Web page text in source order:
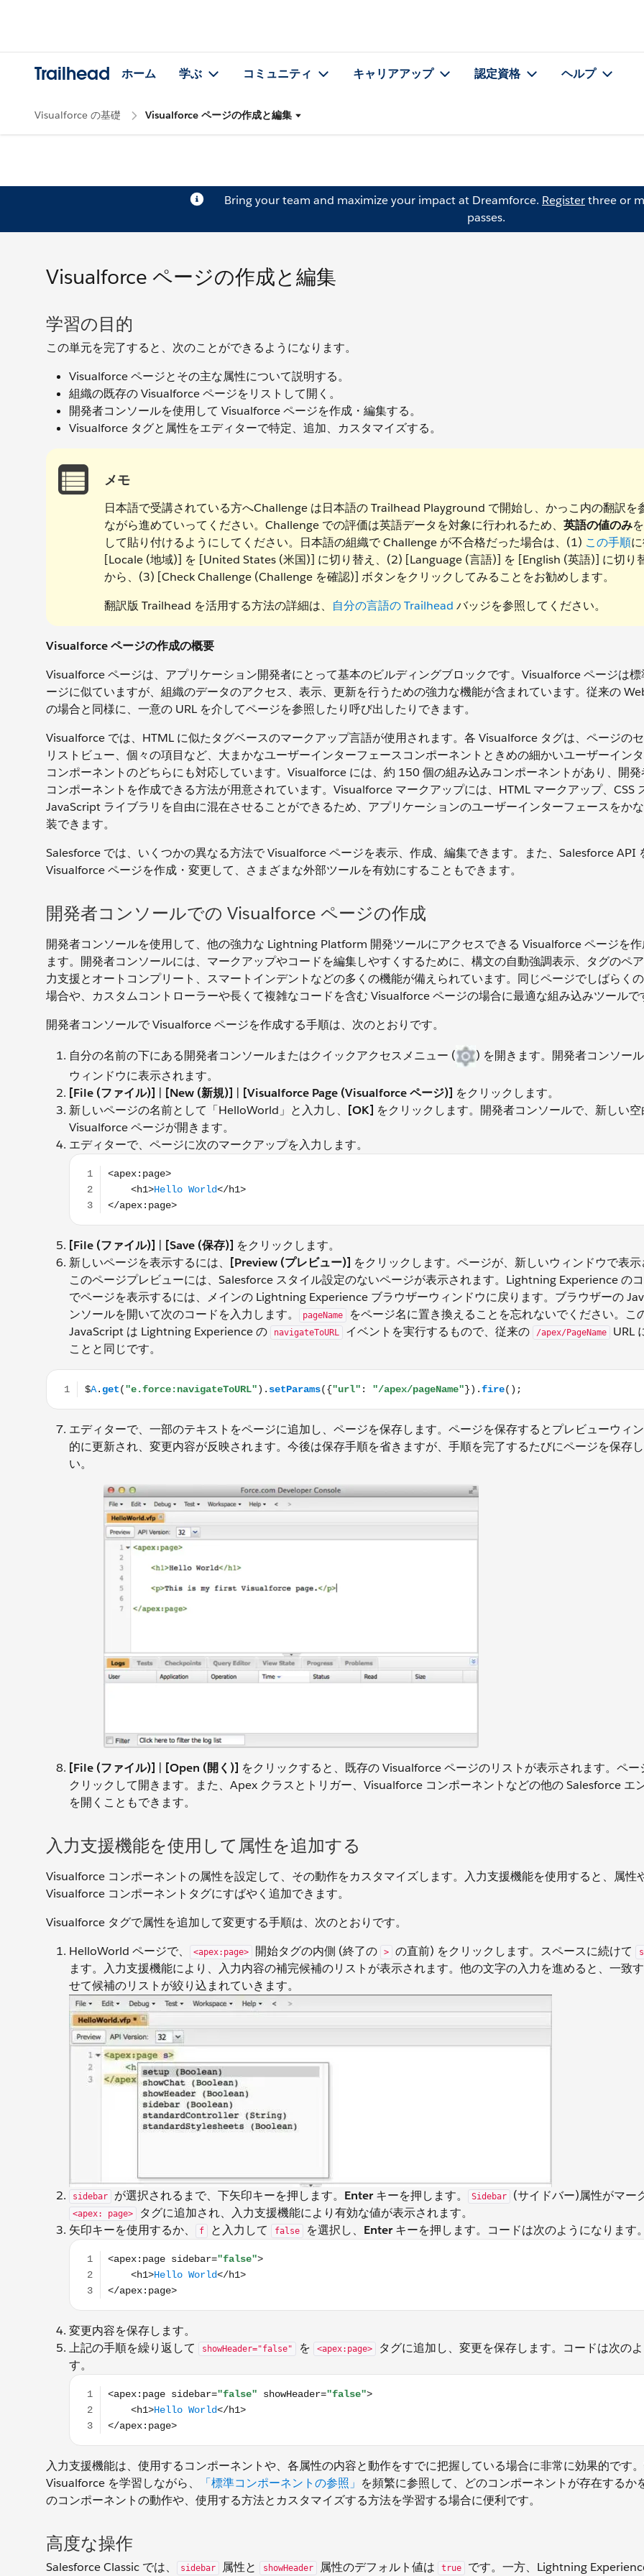
Trailhead ホーム 学ぶ コミュニティ キャリアアップ 認定資格 ヘルプ
Visualforce の基礎 Visualforce ページの作成と編集
Bring your team and maximize your impact at Dreamforce. Registerthree or
passes.
Visualforce ページの作成と編集
学習の目的
この単元を完了すると、次のことができるようになります。
Visualforce ページとその主な属性について説明する。
組織の既存の Visualforce ページをリストして開く。
開発者コンソールを使用して Visualforce ページを作成・編集する。
Visualforce タグと属性をエディターで特定、追加、カスタマイズする。
メモ
日本語で受講されている方へChallenge は日本語の Trailhead Playground で開始し、かっこ内の翻訳を
ながら進めていってください。Challenge での評価は英語データを対象に行われるため、 英語の値のみ
して貼り付けるようにしてください。日本語の組織で Challenge が不合格だった場合は、(1) この手順
[Locale (地域)] を [United States (米国)] に切り替え、(2) [Language (言語)] を [English (英語)] に切り
から、(3) [Check Challenge (Challenge を確認)] ボタンをクリックしてみることをお勧めします。
翻訳版 Trailhead を活用する方法の詳細は、 自分の言語の Trailhead バッジを参照してください。
Visualforce ページの作成の概要
Visualforce ページは、アプリケーション開発者にとって基本のビルディングブロックです。Visualforce ページは
ージに似ていますが、組織のデータのアクセス、表示、更新を行うための強力な機能が含まれています。従来の
の場合と同様に、一意の URL を介してページを参照したり呼び出したりできます。
Visualforce では、HTML に似たタグベースのマークアップ言語が使用されます。各 Visualforce タグは、ページのセ
リストビュー、個々の項目など、大まかなユーザーインターフェースコンポーネントときめの細かいユーザーイン
コンポーネントのどちらにも対応しています。Visualforce には、約 150 個の組み込みコンポーネントがあり、開
コンポーネントを作成できる方法が用意されています。Visualforce マークアップには、HTML マークアップ、CSS
JavaScript ライブラリを自由に混在させることができるため、アプリケーションのユーザーインターフェースをか
装できます。
Salesforce では、いくつかの異なる方法で Visualforce ページを表示、作成、編集できます。また、Salesforce API
Visualforce ページを作成・変更して、さまざまな外部ツールを有効にすることもできます。
開発者コンソールでの Visualforce ページの作成
開発者コンソールを使用して、他の強力な Lightning Platform 開発ツールにアクセスできる Visualforce ページを作
ます。開発者コンソールには、マークアップやコードを編集しやすくするために、構文の自動強調表示、タグのペ
力支援とオートコンプリート、スマートインデントなどの多くの機能が備えられています。同じページでしばらく
場合や、カスタムコントローラーや長くて複雑なコードを含む Visualforce ページの場合に最適な組み込みツールで
開発者コンソールで Visualforce ページを作成する手順は、次のとおりです。
自分の名前の下にある開発者コンソールまたはクイックアクセスメニュー (
) を開きます。開発者コンソー
ウィンドウに表示されます。
[File (ファイル)]
[New (新規)] [Visualforce Page (Visualforce ページ)] をクリックします。
新しいページの名前として「HelloWorld」と入力し、
[OK] をクリックします。開発者コンソールで、新しい
Visualforce ページが開きます。
エディターで、ページに次のマークアップを入力します。
[File (ファイル)] [Save (保存)] をクリックします。
新しいページを表示するには、
[Preview (プレビュー)] をクリックします。ページが、新しいウィンドウで表示
このページプレビューには、Salesforce スタイル設定のないページが表示されます。Lightning Experience の
でページを表示するには、メインの Lightning Experience ブラウザーウィンドウに戻ります。ブラウザーの
ンソールを開いて次のコードを入力します。
pageName
をページ名に置き換えることを忘れないでください。こ
JavaScript は Lightning Experience の
navigateToURL イベントを実行するもので、従来の /apex/PageName
URL
ことと同じです。
エディターで、一部のテキストをページに追加し、ページを保存します。ページを保存するとプレビューウィ
的に更新され、変更内容が反映されます。今後は保存手順を省きますが、手順を完了するたびにページを保存
い。
[File (ファイル)] [Open (開く)] をクリックすると、既存の Visualforce ページのリストが表示されます。ペー
クリックして開きます。また、Apex クラスとトリガー、Visualforce コンポーネントなどの他の Salesforce エ
を開くこともできます。
入力支援機能を使用して属性を追加する
Visualforce コンポーネントの属性を設定して、その動作をカスタマイズします。入力支援機能を使用すると、属性
Visualforce コンポーネントタグにすばやく追加できます。
Visualforce タグで属性を追加して変更する手順は、次のとおりです。
HelloWorld ページで、
<apex:page> 開始タグの内側 (終了の > の直前) をクリックします。スペースに続けて s
ます。入力支援機能により、入力内容の補完候補のリストが表示されます。他の文字の入力を進めると、一致
せて候補のリストが絞り込まれていきます。
sidebar が選択されるまで、下矢印キーを押します。 Enterキーを押します。 Sidebar (サイドバー)属性がマー
<apex: page>
タグに追加され、入力支援機能により有効な値が表示されます。
矢印キーを使用するか、
f と入力して false を選択し、 Enterキーを押します。コードは次のようになります。
<apex:page sidebar="false"> <h1>Hello World</h1> </apex:page>
変更内容を保存します。
上記の手順を繰り返して
showHeader="false" を <apex:page>
タグに追加し、変更を保存します。コードは次の
す。
<apex:page sidebar="false" showHeader="false"> <h1>Hello World</h1> </apex:page>
入力支援機能は、使用するコンポーネントや、各属性の内容と動作をすでに把握している場合に非常に効果的です。
Visualforce を学習しながら、
「標準コンポーネントの参照」 を頻繁に参照して、どのコンポーネントが存在するか
のコンポーネントの動作や、使用する方法とカスタマイズする方法を学習する場合に便利です。
高度な操作
Salesforce Classic では、 sidebar 属性と showHeader 属性のデフォルト値は true です。一方、Lightning